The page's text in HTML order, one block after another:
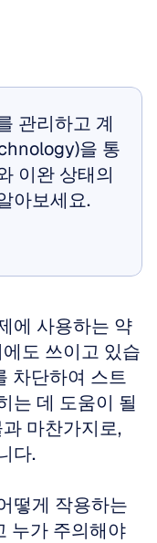
관리하고 계
을 통
이완 상태의
아보세요.
에 사용하는 약
도 쓰이고 있습
차단하여 스트
는 데 도움이 될
마찬가지로,
다.
떻게 작용하는
누가 주의해야